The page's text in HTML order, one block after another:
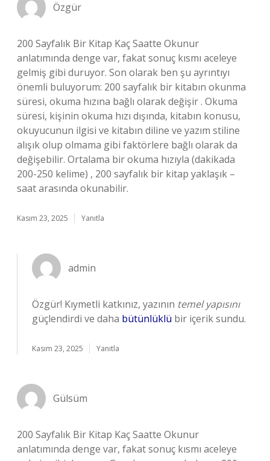
Özgür
200 Sayfalık Bir Kitap Kaç Saatte Okunur
anlatımında denge var, fakat sonuç kısmı aceleye
gelmiş gibi duruyor. Son olarak ben şu ayrıntıyı
önemli buluyorum: 200 sayfalık bir kitabın okunma
süresi, okuma hızına bağlı olarak değişir . Okuma
süresi, kişinin okuma hızı dışında, kitabın konusu,
okuyucunun ilgisi ve kitabın diline ve yazım stiline
alışık olup olmama gibi faktörlere bağlı olarak da
değişebilir. Ortalama bir okuma hızıyla (dakikada
200-250 kelime) , 200 sayfalık bir kitap yaklaşık –
saat arasında okunabilir.
Kasım 23, 2025 Yanıtla
admin
Özgür! Kıymetli katkınız, yazının temel yapısını
güçlendirdi ve daha bütünlüklü bir içerik sundu.
Kasım 23, 2025 Yanıtla
Gülsüm
200 Sayfalık Bir Kitap Kaç Saatte Okunur
anlatımında denge var, fakat sonuç kısmı aceleye